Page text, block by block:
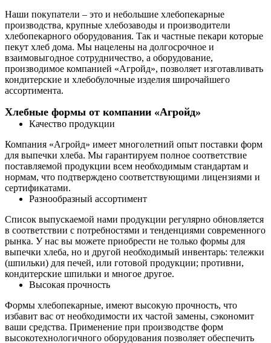
Наши покупатели – это и небольшие хлебопекарные
производства, крупные хлебозаводы и производители
хлебопекарного оборудования. Так и частные пекари которые
пекут хлеб дома. Мы нацелены на долгосрочное и
взаимовыгодное сотрудничество, а оборудование,
производимое компанией «Агройд», позволяет изготавливать
кондитерские и хлебобулочные изделия широчайшего
ассортимента.
Хлебные формы от компании «Агройд»
Качество продукции
Компания «Агройд» имеет многолетний опыт поставки форм
для выпечки хлеба. Мы гарантируем полное соответствие
поставляемой продукции всем необходимым стандартам и
нормам, что подтверждено соответствующими лицензиями и
сертификатами.
Разнообразный ассортимент
Список выпускаемой нами продукции регулярно обновляется
в соответствии с потребностями и тенденциями современного
рынка. У нас вы можете приобрести не только формы для
выпечки хлеба, но и другой необходимый инвентарь: тележки
(шпильки) для печей, или готовой продукции; противни,
кондитерские шпильки и многое другое.
Высокая прочность
Формы хлебопекарные, имеют высокую прочность, что
избавит вас от необходимости их частой замены, сэкономит
ваши средства. Применение при производстве форм
высокотехнологичного оборудования позволяет обеспечить